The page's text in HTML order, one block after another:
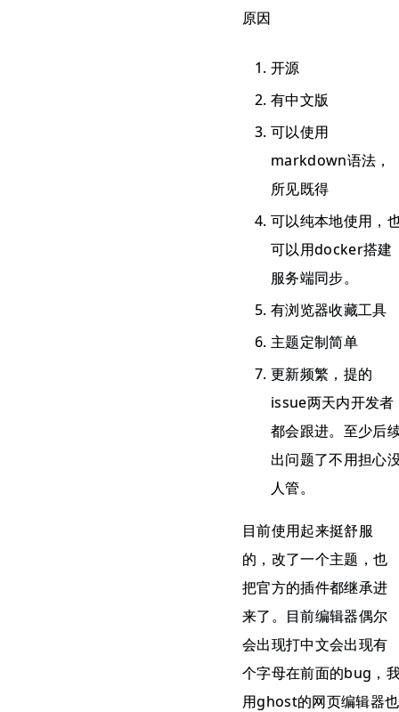
原因
开源
有中文版
可以使用
markdown语法，
所见既得
可以纯本地使用，
可以用docker搭建
服务端同步。
有浏览器收藏工具
主题定制简单
更新频繁，提的
issue两天内开发者
都会跟进。至少后
出问题了不用担心
人管。
目前使用起来挺舒服
的，改了一个主题，也
把官方的插件都继承进
来了。目前编辑器偶尔
会出现打中文会出现有
个字母在前面的bug，
用ghost的网页编辑器也